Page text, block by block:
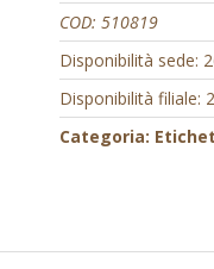
COD:510819
Disponibilità sede:
Disponibilità filiale:
Categoria: